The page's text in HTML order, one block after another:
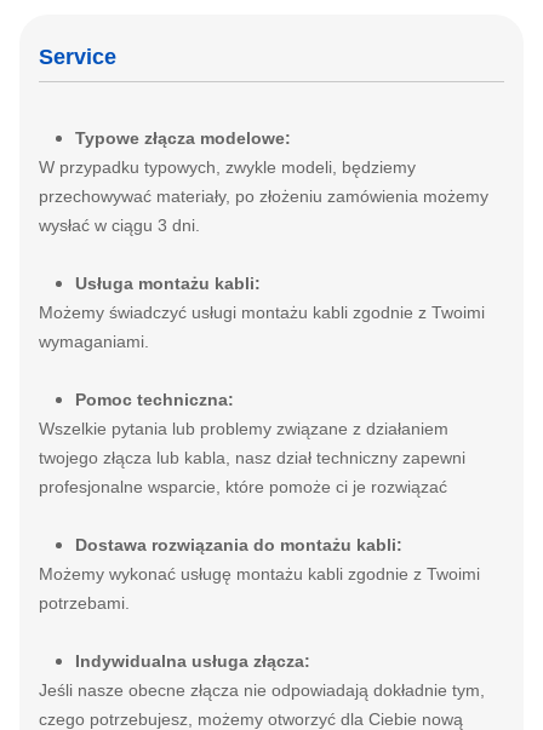
Service
Typowe złącza modelowe:
W przypadku typowych, zwykle modeli, będziemy
przechowywać materiały, po złożeniu zamówienia możemy
wysłać w ciągu 3 dni.
Usługa montażu kabli:
Możemy świadczyć usługi montażu kabli zgodnie z Twoimi
wymaganiami.
Pomoc techniczna:
Wszelkie pytania lub problemy związane z działaniem
twojego złącza lub kabla, nasz dział techniczny zapewni
profesjonalne wsparcie, które pomoże ci je rozwiązać
Dostawa rozwiązania do montażu kabli:
Możemy wykonać usługę montażu kabli zgodnie z Twoimi
potrzebami.
Indywidualna usługa złącza:
Jeśli nasze obecne złącza nie odpowiadają dokładnie tym,
czego potrzebujesz, możemy otworzyć dla Ciebie nową